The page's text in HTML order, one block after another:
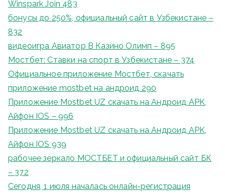
Winspark Join 483
бонусы до 250%, официальный сайт в Узбекистане –
832
видеоигра Авиатор В Казино Олимп – 895
Мостбет: Ставки на спорт в Узбекистане – 374
Официальное приложение Мостбет, скачать
приложение mostbet на андроид 290
Приложение Mostbet UZ скачать на Андроид APK,
Айфон IOS – 996
Приложение Mostbet UZ скачать на Андроид APK,
Айфон IOS 939
рабочее зеркало МОСТБЕТ и официальный сайт БК
– 372
Сегодня, 1 июля началась онлайн-регистрация